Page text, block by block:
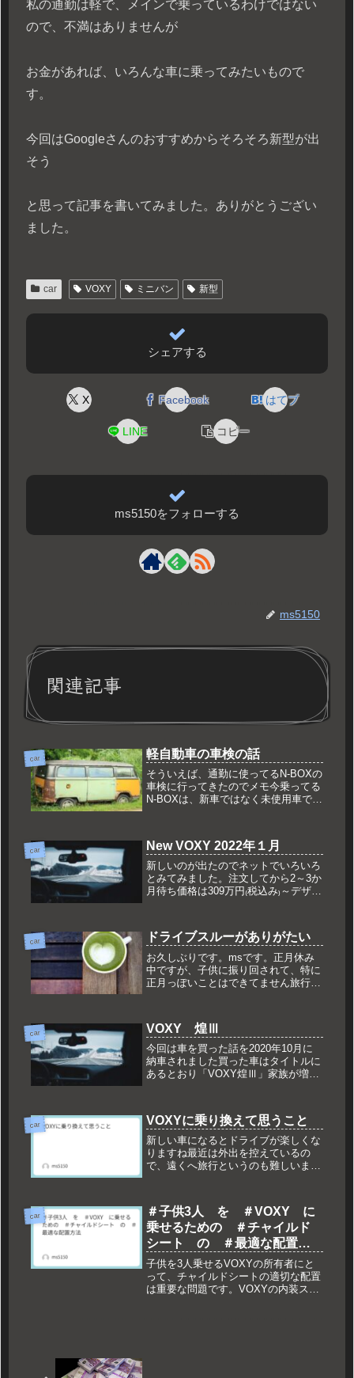
私の通勤は軽で、メインで乗っているわけではない
ので、不満はありませんが
お金があれば、いろんな車に乗ってみたいもので
す。
今回はGoogleさんのおすすめからそろそろ新型が出
そう
と思って記事を書いてみました。ありがとうござい
ました。
car VOXY ミニバン 新型
シェアする
X Facebook はてブ
LINE コピー
ms5150をフォローする
ms5150
関連記事
car 軽自動車の車検の話
そういえば、通勤に使ってるN-BOXの
車検に行ってきたのでメモ今乗ってる
N-BOXは、新車ではなく未使用車でか
半ぐらい前未使用車のメリット、デメ
リットメリット安い とはいっ...
car New VOXY 2022年１月
新しいのが出たのでネットでいろいろ
とみてみました。注文してから2～3か
月待ち価格は309万円₍税込み₎～デザイ
が大きく、口を大きく開けてるように
見えるのは私だけ？横の前の窓...
car ドライブスルーがありがたい
お久しぶりです。msです。正月休み
中ですが、子供に振り回されて、特に
正月っぽいことはできてません旅行に
が、帰ってくると子供が「また行きた
いね」といってくれるといってよかっ
たと...
car VOXY 煌Ⅲ
今回は車を買った話を2020年10月に
納車されました買った車はタイトルに
あるとおり「VOXY煌Ⅲ」家族が増え
らの憧れで、欲しい装備をモリモリ付
けたお気に入りでしたが家族...
car VOXYに乗り換えて思うこと
新しい車になるとドライブが楽しくな
りますね最近は外出を控えているの
で、遠くへ旅行というのも難しいまし
っていて思うことをメモ良い点車幅が
お手頃近所のスーパーは駐車場が狭い
の...
car
＃子供3人 を ＃VOXY に
乗せるための ＃チャイルド
シート の ＃最適な配置方
法
子供を3人乗せるVOXYの所有者にと
って、チャイルドシートの適切な配置
は重要な問題です。VOXYの内装スペ